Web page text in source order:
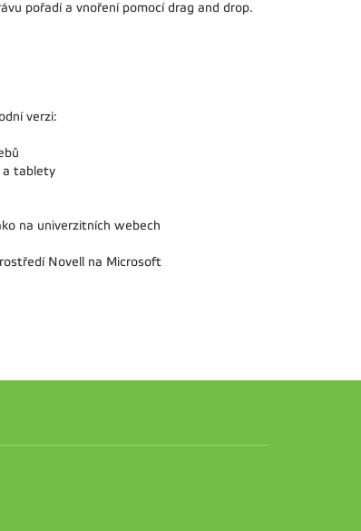
pořadí a vnoření pomocí drag and drop.
verzi:
a tablety
na univerzitních webech
Novell na Microsoft